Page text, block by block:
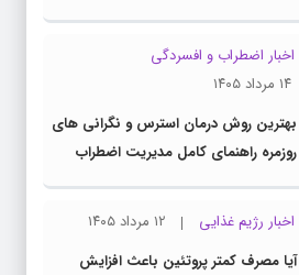
اخبار اضطراب و افسردگی
۱۴ مرداد ۱۴۰۵
بهترین روش درمان استرس و نگرانی های
روزمره راهنمای کامل مدیریت اضطراب
اخبار رژیم غذایی
۱۲ مرداد ۱۴۰۵
آیا مصرف کمتر پروتئین باعث افزایش